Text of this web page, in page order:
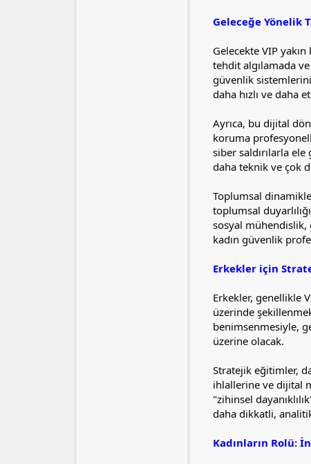
Geleceğe Yönelik
Gelecekte VIP
tehdit algılamada
güvenlik
daha hızlı ve daha
Ayrıca, bu dijital
koruma
siber saldırılarla
daha teknik ve çok
Toplumsal
toplumsal
sosyal mühendislik,
kadın güvenlik
Erkekler için
Erkekler, genellikle
üzerinde
benimsenmesiyle,
üzerine olacak.
Stratejik eğitimler,
ihlallerine ve dijital
"zihinsel
daha dikkatli,
Kadınların Rolü: